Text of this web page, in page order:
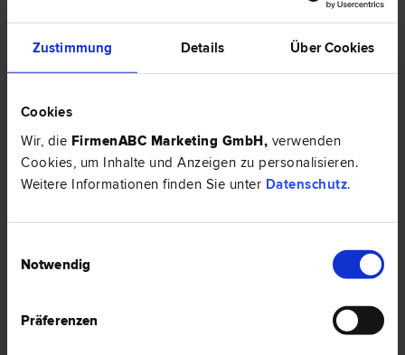
Zustimmung Details Über Cookies
Cookies
Wir, die FirmenABC Marketing GmbH, verwenden
Cookies, um Inhalte und Anzeigen zu personalisieren.
Weitere Informationen finden Sie unter Datenschutz.
Notwendig
Präferenzen
GIS Gebühren - Neuerungen und Kosten
Seit 1998 ist die Gebühren Info Service GmbH (GIS) mit der Einbringung
und Abrechnung der österreichischen Rundfunkgebühren beauftragt. Die